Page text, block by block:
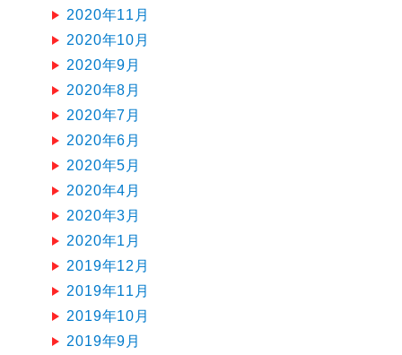
2020年11月
2020年10月
2020年9月
2020年8月
2020年7月
2020年6月
2020年5月
2020年4月
2020年3月
2020年1月
2019年12月
2019年11月
2019年10月
2019年9月